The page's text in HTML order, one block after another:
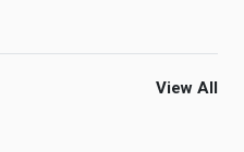
View All